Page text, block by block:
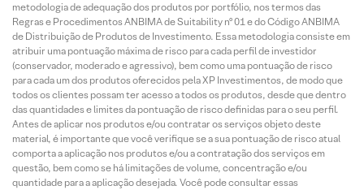
metodologia de adequação dos produtos por portfólio, nos termos das
Regras e Procedimentos ANBIMA de Suitability nº 01 e do Código ANBIMA
de Distribuição de Produtos de Investimento. Essa metodologia consiste em
atribuir uma pontuação máxima de risco para cada perfil de investidor
(conservador, moderado e agressivo), bem como uma pontuação de risco
para cada um dos produtos oferecidos pela XP Investimentos, de modo que
todos os clientes possam ter acesso a todos os produtos, desde que dentro
das quantidades e limites da pontuação de risco definidas para o seu perfil.
Antes de aplicar nos produtos e/ou contratar os serviços objeto deste
material, é importante que você verifique se a sua pontuação de risco atual
comporta a aplicação nos produtos e/ou a contratação dos serviços em
questão, bem como se há limitações de volume, concentração e/ou
quantidade para a aplicação desejada. Você pode consultar essas